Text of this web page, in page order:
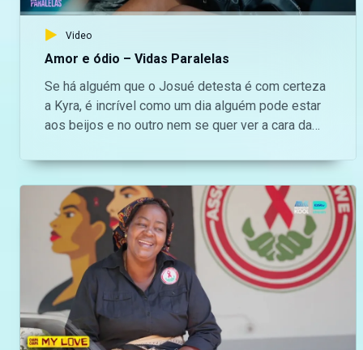
https://www.tiktok.com/@maninguemagic_official
para não perderes as novidades do teu canal
favorito.
Video
Amor e ódio – Vidas Paralelas
Se há alguém que o Josué detesta é com certeza
a Kyra, é incrível como um dia alguém pode estar
aos beijos e no outro nem se quer ver a cara da
https://bit.ly/maninguemagic Acompanha o melhor
do entretenimento Moçambicano na TV no
Maningue Magic DStv Canal 503 ou GOtv Max
Canal 8. Da um gosto e nos acompanha na nossa
página do Facebook:
https://www.facebook.com/ManingueMagic Nos
segue no Twitter:
https://twitter.com/ManingueMagic, no Instagram:
https://www.instagram.com/maninguemagic/ e no
TikTok: